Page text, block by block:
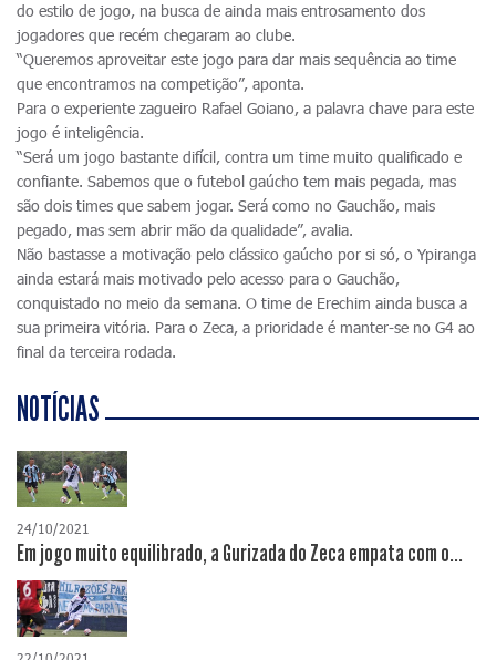
do estilo de jogo, na busca de ainda mais entrosamento dos
jogadores que recém chegaram ao clube.
“Queremos aproveitar este jogo para dar mais sequência ao time
que encontramos na competição”, aponta.
Para o experiente zagueiro Rafael Goiano, a palavra chave para este
jogo é inteligência.
“Será um jogo bastante difícil, contra um time muito qualificado e
confiante. Sabemos que o futebol gaúcho tem mais pegada, mas
são dois times que sabem jogar. Será como no Gauchão, mais
pegado, mas sem abrir mão da qualidade”, avalia.
Não bastasse a motivação pelo clássico gaúcho por si só, o Ypiranga
ainda estará mais motivado pelo acesso para o Gauchão,
conquistado no meio da semana. O time de Erechim ainda busca a
sua primeira vitória. Para o Zeca, a prioridade é manter-se no G4 ao
final da terceira rodada.
NOTÍCIAS
24/10/2021
Em jogo muito equilibrado, a Gurizada do Zeca empata com o...